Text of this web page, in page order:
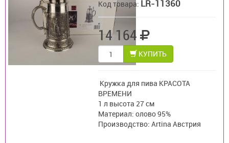
Код товара: LR-11360
14 164
КУПИТЬ
Кружка для пива КРАСОТА
ВРЕМЕНИ
1 л высота 27 см
Материал: олово 95%
Производство: Artina Австрия